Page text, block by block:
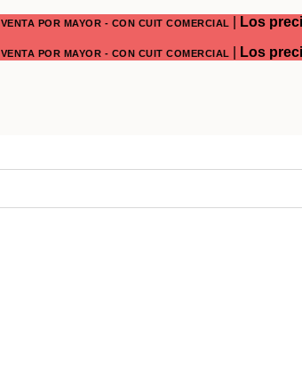
VENTA POR MAYOR - CON CUIT COMERCIAL Los
VENTA POR MAYOR - CON CUIT COMERCIAL Los